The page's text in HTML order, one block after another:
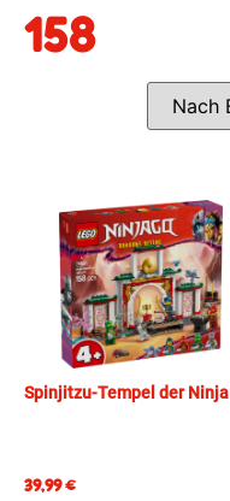
158
Spinjitzu-Tempel der Ninja
39,99€